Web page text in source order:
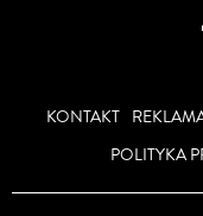
KONTAKT
POLITYKA